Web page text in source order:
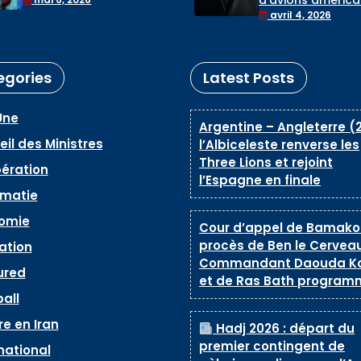
de l’Iran, selon la
Maison-Blanche
des Ministres
en Iran
Latest Posts
Argentine – Angleterre
l’Albiceleste renverse les
Three Lions et rejoint
l’Espagne en finale
Cour d’appel de
procès de Ben le
Commandant Daouda
et de Ras Bath
Hadj 2026 : départ du
premier contingent de